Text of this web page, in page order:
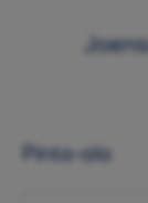
Pinta-ala